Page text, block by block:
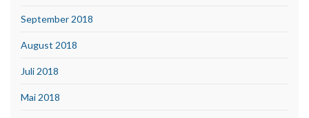
September 2018
August 2018
Juli 2018
Mai 2018